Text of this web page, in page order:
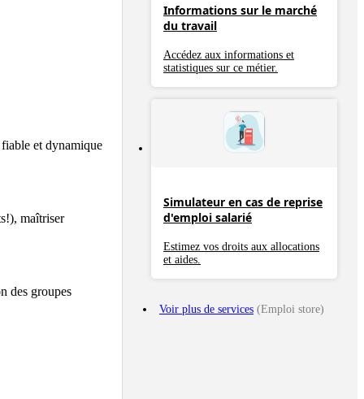
et dynamique
maîtriser
des groupes
Informations sur le marché
du travail
Accédez aux informations et
statistiques sur ce métier.
Simulateur en cas de reprise
d'emploi salarié
Estimez vos droits aux allocations
et aides.
Voir plus de services (Emploi store)